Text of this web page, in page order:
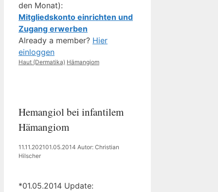
den Monat):
Mitgliedskonto einrichten und
Zugang erwerben
Already a member? Hier
einloggen
Kategorien
Haut (Dermatika) Schlagwörter
Hämangiom
Hemangiol bei infantilem
Hämangiom
11.11.202101.05.2014 Autor: Christian
Hilscher
*01.05.2014 Update: